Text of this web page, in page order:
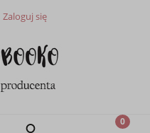
Zaloguj się